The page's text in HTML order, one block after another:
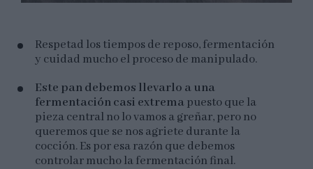
Respetad los tiempos de reposo, fermentación
y cuidad mucho el proceso de manipulado.
Este pan debemos llevarlo a una
fermentación casi extremapuesto que la
pieza central no lo vamos a greñar, pero no
queremos que se nos agriete durante la
cocción. Es por esa razón que debemos
controlar mucho la fermentación final.